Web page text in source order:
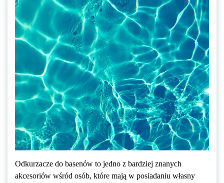
Odkurzacze do basenów to jedno z bardziej znanych
akcesoriów wśród osób, które mają w posiadaniu własny